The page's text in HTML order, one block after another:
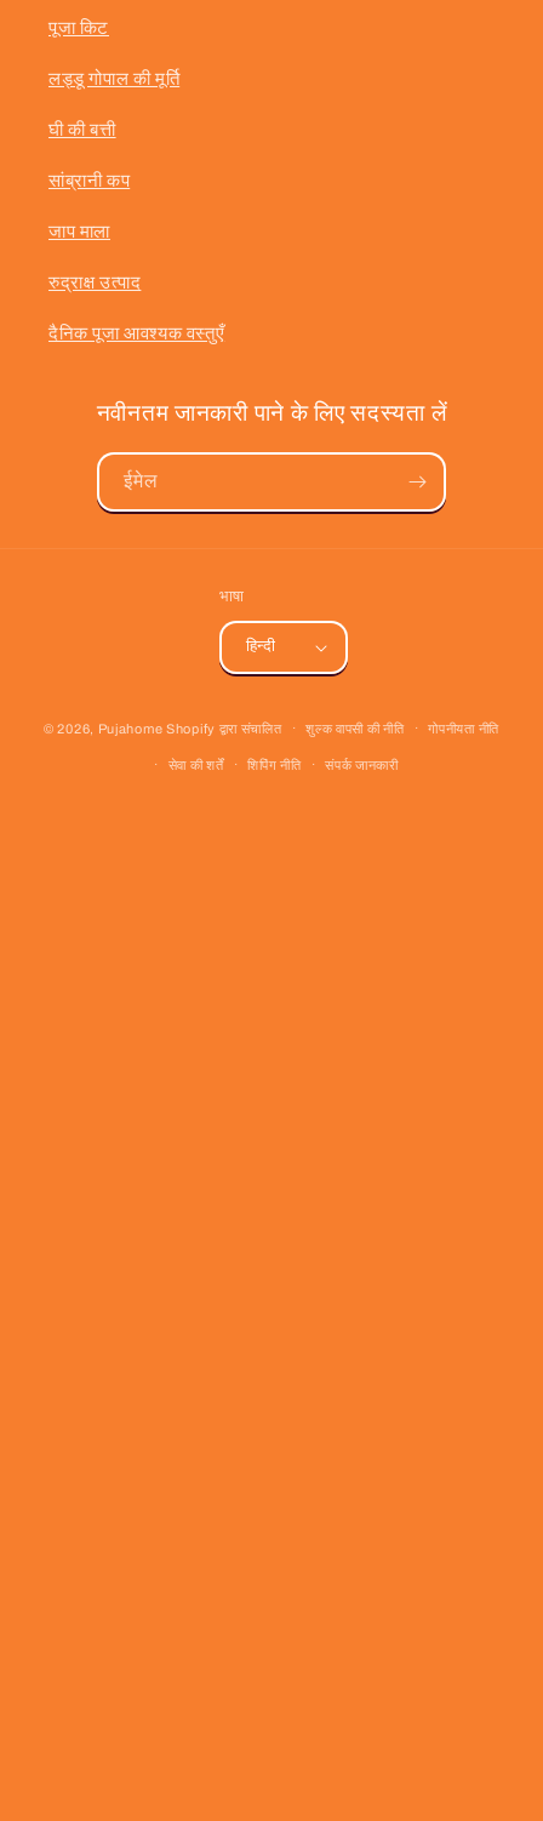
पूजा किट
लड्डू गोपाल की मूर्ति
घी की बत्ती
सांब्रानी कप
जाप माला
रुद्राक्ष उत्पाद
दैनिक पूजा आवश्यक वस्तुएँ
नवीनतम जानकारी पाने के लिए सदस्यता लें
ईमेल
भाषा
हिन्दी
की
विधि
© 2026, Pujahome Shopify द्वारा संचालित शुल्क वापसी की नीति गोपनीयता नीति
सेवा की शर्तें शिपिंग नीति संपर्क जानकारी